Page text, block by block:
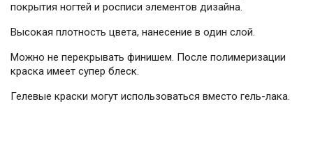
покрытия ногтей и росписи элементов дизайна.
Высокая плотность цвета, нанесение в один слой.
Можно не перекрывать финишем. После полимеризации
краска имеет супер блеск.
Гелевые краски могут использоваться вместо гель-лака.